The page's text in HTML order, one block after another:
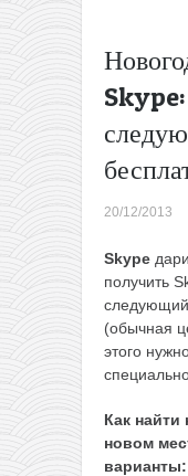
20/12/2013
Skype
получить
следующий
(обычная
этого
Как найти
новом
варианты: